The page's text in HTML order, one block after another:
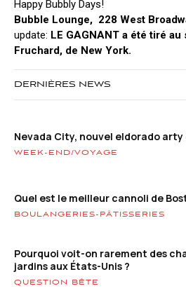
Happy Bubbly Days!
Bubble Lounge, 228 West
update: LE GAGNANT a été tiré au
Fruchard, de New York.
DERNIÈRES NEWS
Nevada City, nouvel eldorado
WEEK-END/VOYAGE
Quel est le meilleur cannoli de
BOULANGERIES-PÂTISSERIES
Pourquoi voit-on rarement des
jardins aux États-Unis ?
QUESTION BÊTE